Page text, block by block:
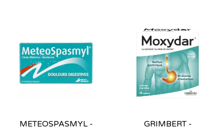
METEOSPASMYL -
GRIMBERT -